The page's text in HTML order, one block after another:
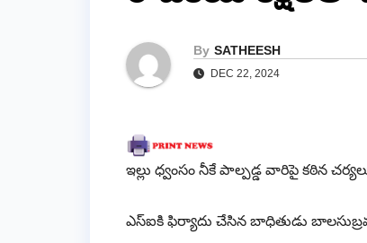
By SATHEESH
DEC 22, 2024
ఇల్లు ధ్వంసం నీకే పాల్పడ్డ వారిపై కఠిన
ఎస్ఐకి ఫిర్యాదు చేసిన బాధితుడు